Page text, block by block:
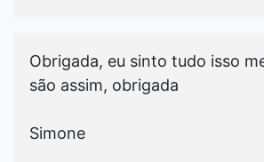
Obrigada, eu sinto tudo isso
são assim, obrigada
Simone